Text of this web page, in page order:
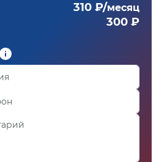
310 ₽/месяц
300 ₽